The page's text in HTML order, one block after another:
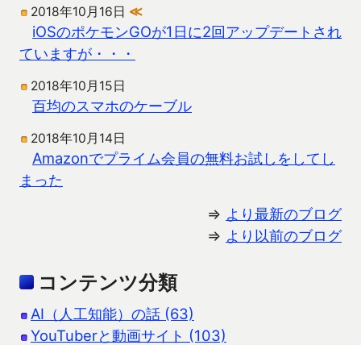
2018年10月16日 ≪
iOSのポケモンGOが1日に2回アップデートされ
ていますが・・・
2018年10月15日
百均のスマホのケーブル
2018年10月14日
Amazonでプライム会員の無料お試しをしてし
まった
⇒ より最新のブログ
⇒ より以前のブログ
コンテンツ分類
AI（人工知能）の話 (63)
YouTuberと動画サイト (103)